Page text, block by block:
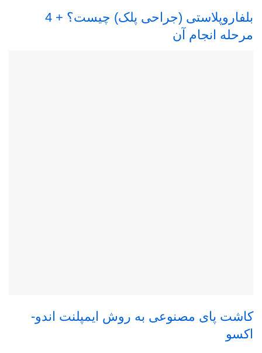
بلفاروپلاستی (جراحی پلک) چیست؟ + 4
مرحله انجام آن
کاشت پای مصنوعی به روش ایمپلنت اندو-
اکسو